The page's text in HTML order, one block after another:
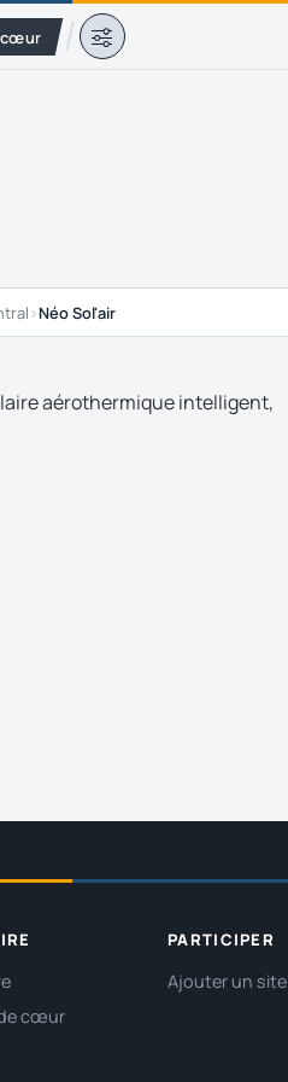
cœur
›Néo Sol'air
aérothermique intelligent,
cœur
PARTICIPER
Ajouter un site